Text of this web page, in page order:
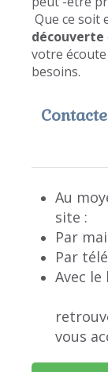
Que ce soit
découverte
votre
besoins.
Au
site :
Par
Par
Avec
vous